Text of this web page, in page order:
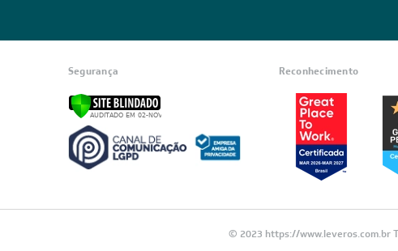
Segurança Reconhecimento
© 2023 https://www.leveros.com.br